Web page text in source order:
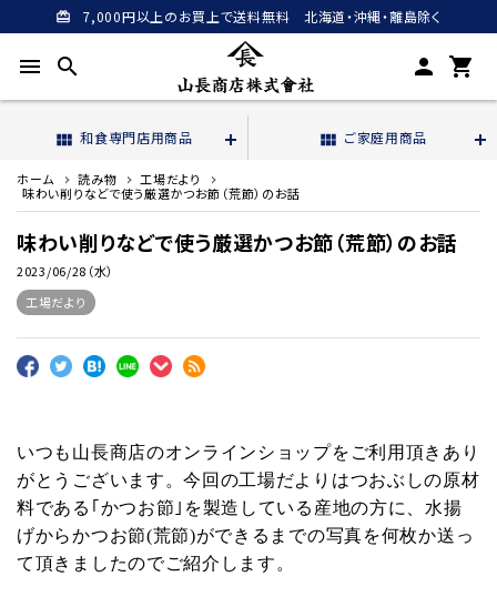
card_giftcard 7,000円以上のお買上で送料無料 北海道・沖縄・離島除く
menu search person shopping_cart
view_module 和食専門店用商品 view_module ご家庭用商品
ホーム 読み物
工場だより
味わい削りなどで使う厳選かつお節（荒節）のお話
味わい削りなどで使う厳選かつお節（荒節）のお話
2023/06/28（水）
工場だより
いつも山長商店のオンラインショップをご利用頂きあり
がとうございます。今回の工場だよりはつおぶしの原材
料である｢かつお節｣を製造している産地の方に、水揚
げからかつお節(荒節)ができるまでの写真を何枚か送っ
て頂きましたのでご紹介します。